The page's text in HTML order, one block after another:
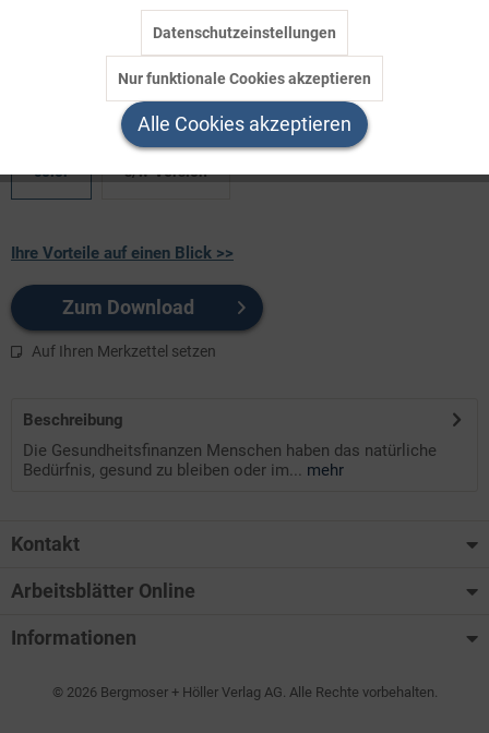
oder im Krankheitsfall die bestmögliche Hilfe zu bekommen.
Als Antwort darauf hat sich in den moderne ...
Welchen Download brauchen Sie?
color s/w-Version
Ihre Vorteile auf einen Blick >>
Zum Download
Auf Ihren Merkzettel setzen
Beschreibung
Die Gesundheitsfinanzen Menschen haben das natürliche
Bedürfnis, gesund zu bleiben oder im... mehr
Kontakt
Arbeitsblätter Online
Informationen
© 2026 Bergmoser + Höller Verlag AG. Alle Rechte vorbehalten.
Inaktiv
Datenschutzeinstellungen
Nur funktionale Cookies akzeptieren
Alle Cookies akzeptieren